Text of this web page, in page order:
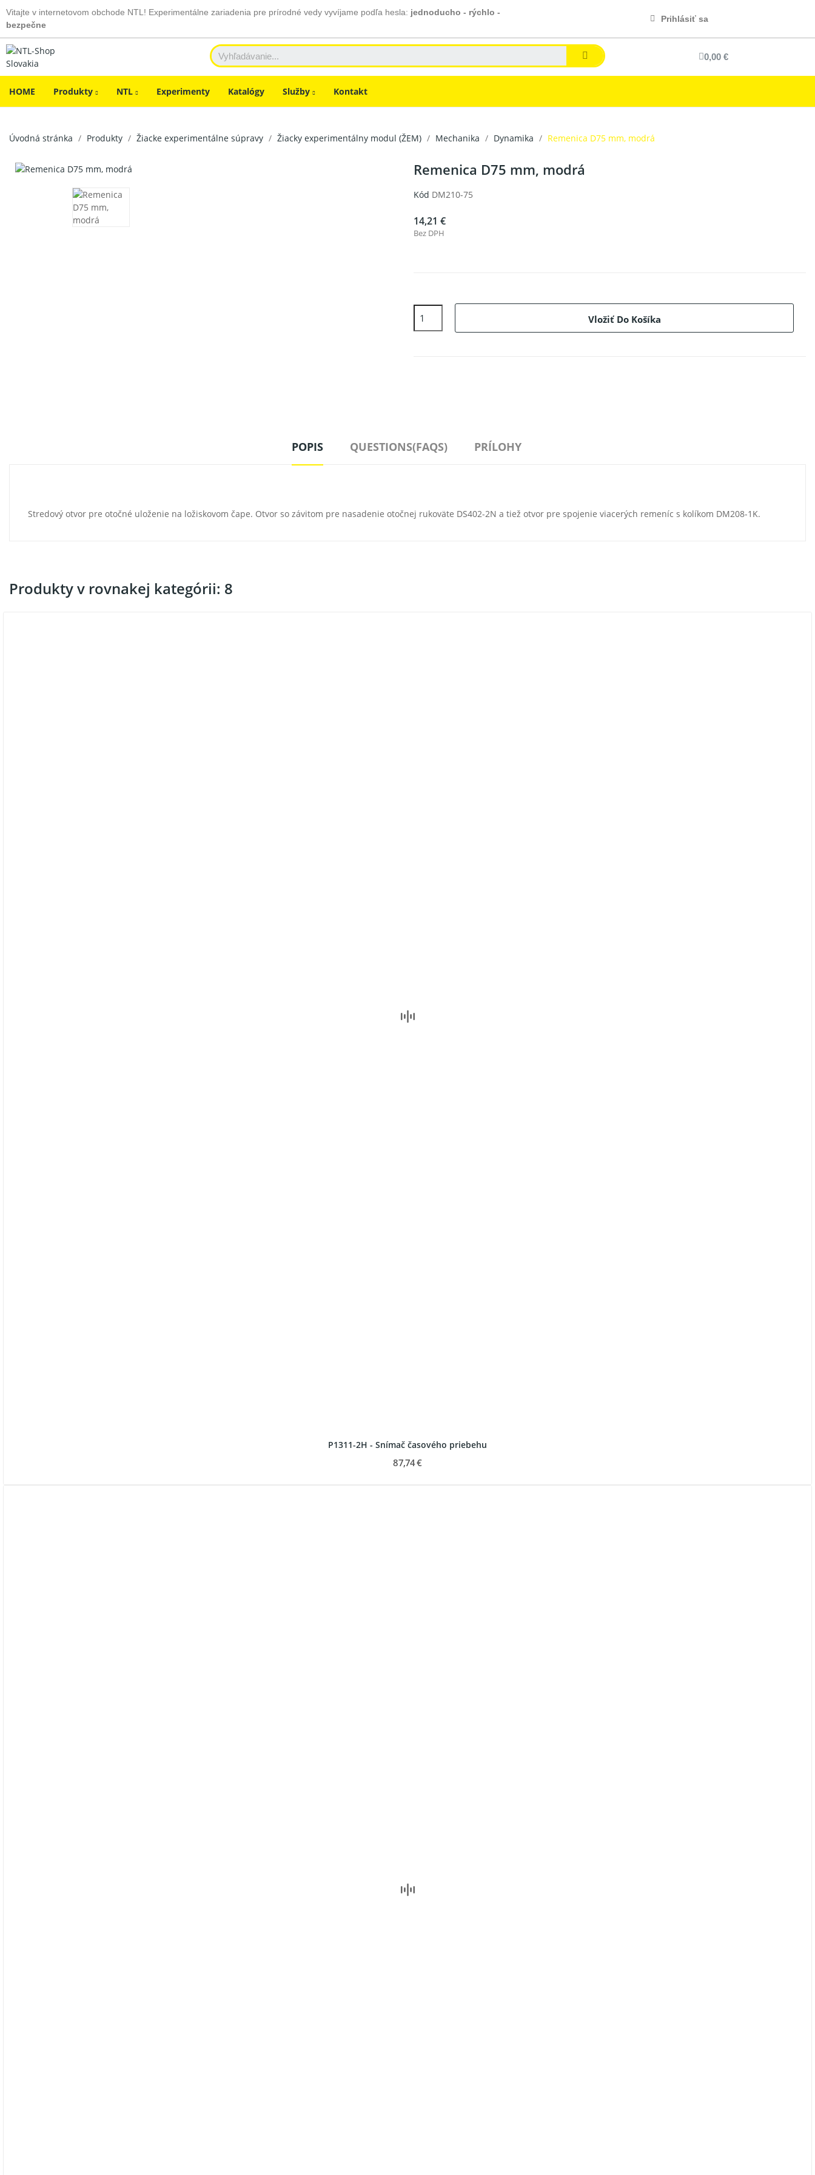
Vitajte v internetovom obchode NTL! Experimentálne zariadenia pre prírodné vedy vyvíjame podľa hesla: jednoducho - rýchlo -
bezpečne
Prihlásiť sa
0,00 €
HOME Produkty NTL Experimenty Katalógy Služby Kontakt
Úvodná stránka Produkty Žiacke experimentálne súpravy Žiacky experimentálny modul (ŽEM) Mechanika Dynamika Remenica D75 mm, modrá
Remenica D75 mm, modrá
Kód DM210-75
14,21 €
Bez DPH
Vložiť Do Košíka
POPIS QUESTIONS(FAQS) PRÍLOHY
Stredový otvor pre otočné uloženie na ložiskovom čape. Otvor so závitom pre nasadenie otočnej rukoväte DS402-2N a tiež otvor pre spojenie viacerých remeníc s kolíkom DM208-1K.
Produkty v rovnakej kategórii: 8
P1311-2H - Snímač časového priebehu
87,74 €